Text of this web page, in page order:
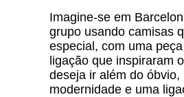
Imagine-se em
grupo usando camisas
especial, com uma
ligação que inspiraram
deseja ir além do
modernidade e uma